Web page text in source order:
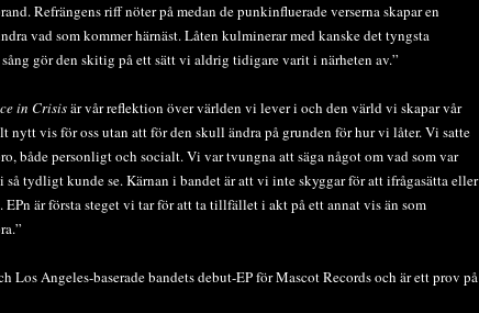
Refrängens riff nöter på medan de punkinfluerade verserna skapar en
vad som kommer härnäst. Låten kulminerar med kanske det tyngsta
gör den skitig på ett sätt vi aldrig tidigare varit i närheten av.”
in Crisisär vår reflektion över världen vi lever i och den värld vi skapar vår
nytt vis för oss utan att för den skull ändra på grunden för hur vi låter. Vi satte
både personligt och socialt. Vi var tvungna att säga något om vad som var
så tydligt kunde se. Kärnan i bandet är att vi inte skyggar för att ifrågasätta eller
EPn är första steget vi tar för att ta tillfället i akt på ett annat vis än som
Los Angeles-baserade bandets debut-EP för Mascot Records och är ett prov på